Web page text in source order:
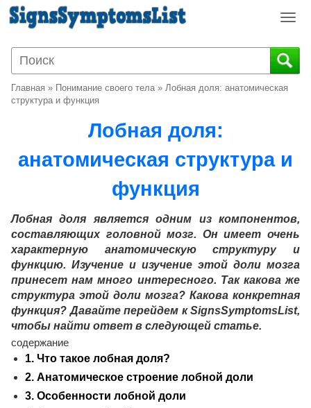
T
g
g
i
i
o
n
Главная » Понимание своего тела» Лобная доля: анатомическая
структура и функция
Лобная доля:
анатомическая структура и
функция
Лобная доля является одним из компонентов,
составляющих головной мозг. Он имеет очень
характерную анатомическую структуру и
функцию. Изучение и изучение этой доли мозга
принесет нам много интересного. Так какова же
структура этой доли мозга? Какова конкретная
функция? Давайте перейдем к SignsSymptomsList,
чтобы найти ответ в следующей статье.
содержание
1. Что такое лобная доля?
2. Анатомическое строение лобной доли
3. Особенности лобной доли